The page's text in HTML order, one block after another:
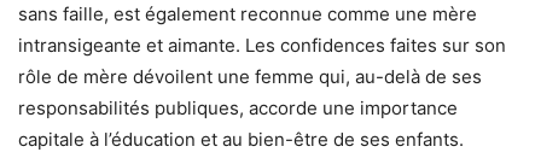
sans faille, est également reconnue comme une mère
intransigeante et aimante. Les confidences faites sur son
rôle de mère dévoilent une femme qui, au-delà de ses
responsabilités publiques, accorde une importance
capitale à l’éducation et au bien-être de ses enfants.